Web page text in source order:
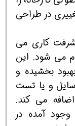
در طراحی
95-90 درصد پیشرفت کاری می
می شود. این
بخشیده و
و یا تست
می کند.
وجود آمده در